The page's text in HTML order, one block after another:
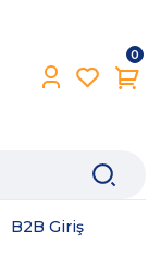
0
B2B Giriş